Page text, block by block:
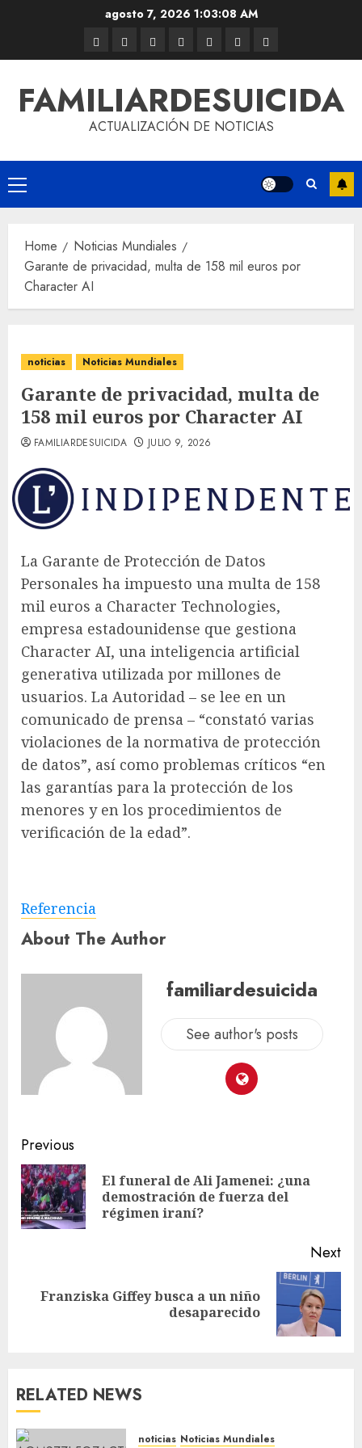
agosto 7, 2026 1:03:08 AM
FAMILIARDESUICIDA
ACTUALIZACIÓN DE NOTICIAS
Home
Noticias Mundiales
Garante de privacidad, multa de 158 mil euros por
Character AI
noticias Noticias Mundiales
Garante de privacidad, multa de
158 mil euros por Character AI
FAMILIARDESUICIDA JULIO 9, 2026
La Garante de Protección de Datos
Personales ha impuesto una multa de 158
mil euros a Character Technologies,
empresa estadounidense que gestiona
Character AI, una inteligencia artificial
generativa utilizada por millones de
usuarios. La Autoridad – se lee en un
comunicado de prensa – “constató varias
violaciones de la normativa de protección
de datos”, así como problemas críticos “en
las garantías para la protección de los
menores y en los procedimientos de
verificación de la edad”.
Referencia
About The Author
familiardesuicida
See author's posts
Previous
El funeral de Ali Jamenei: ¿una
demostración de fuerza del
régimen iraní?
Next
Franziska Giffey busca a un niño
desaparecido
RELATED NEWS
noticias Noticias Mundiales